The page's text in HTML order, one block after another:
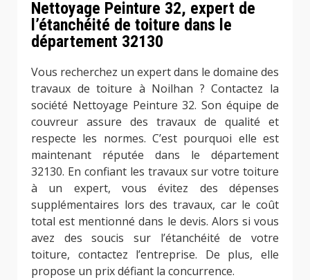
Nettoyage Peinture 32, expert de
l’étanchéité de toiture dans le
département 32130
Vous recherchez un expert dans le domaine des
travaux de toiture à Noilhan ? Contactez la
société Nettoyage Peinture 32. Son équipe de
couvreur assure des travaux de qualité et
respecte les normes. C’est pourquoi elle est
maintenant réputée dans le département
32130. En confiant les travaux sur votre toiture
à un expert, vous évitez des dépenses
supplémentaires lors des travaux, car le coût
total est mentionné dans le devis. Alors si vous
avez des soucis sur l’étanchéité de votre
toiture, contactez l’entreprise. De plus, elle
propose un prix défiant la concurrence.